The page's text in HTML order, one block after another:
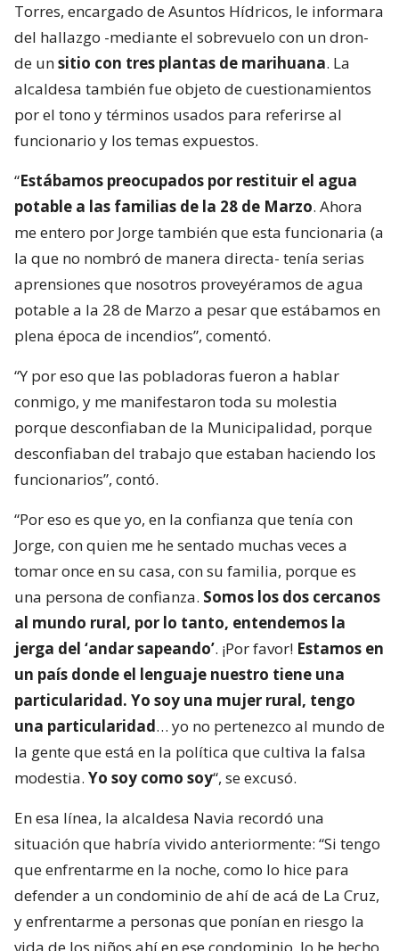
Torres, encargado de Asuntos Hídricos, le informara
del hallazgo -mediante el sobrevuelo con un dron-
de unsitio con tres plantas de marihuana. La
alcaldesa también fue objeto de cuestionamientos
por el tono y términos usados para referirse al
funcionario y los temas expuestos.
“Estábamos preocupados por restituir el agua
potable a las familias de la 28 de Marzo. Ahora
me entero por Jorge también que esta funcionaria (a
la que no nombró de manera directa- tenía serias
aprensiones que nosotros proveyéramos de agua
potable a la 28 de Marzo a pesar que estábamos en
plena época de incendios”, comentó.
“Y por eso que las pobladoras fueron a hablar
conmigo, y me manifestaron toda su molestia
porque desconfiaban de la Municipalidad, porque
desconfiaban del trabajo que estaban haciendo los
funcionarios”, contó.
“Por eso es que yo, en la confianza que tenía con
Jorge, con quien me he sentado muchas veces a
tomar once en su casa, con su familia, porque es
una persona de confianza. Somos los dos cercanos
al mundo rural, por lo tanto, entendemos la
jerga del ‘andar sapeando’. ¡Por favor! Estamos en
un país donde el lenguaje nuestro tiene una
particularidad. Yo soy una mujer rural, tengo
una particularidad… yo no pertenezco al mundo de
la gente que está en la política que cultiva la falsa
modestia. Yo soy como soy“, se excusó.
En esa línea, la alcaldesa Navia recordó una
situación que habría vivido anteriormente: “Si tengo
que enfrentarme en la noche, como lo hice para
defender a un condominio de ahí de acá de La Cruz,
y enfrentarme a personas que ponían en riesgo la